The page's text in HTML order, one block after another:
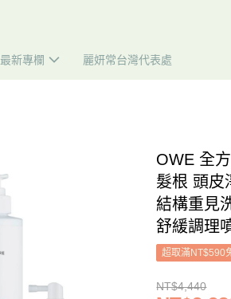
最新專欄 麗妍常台灣代表處
OWE 全
髮根 頭皮
結構重見
舒緩調理
超取滿NT$590
NT$4,440